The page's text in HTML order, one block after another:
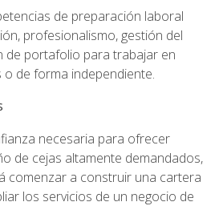
de preparación laboral
profesionalismo, gestión del
de portafolio para trabajar en
o de forma independiente.
necesaria para ofrecer
de cejas altamente demandados,
comenzar a construir una cartera
los servicios de un negocio de